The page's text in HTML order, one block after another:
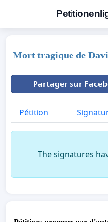
Mort tragique de
Partager sur
Pétition
The signatures